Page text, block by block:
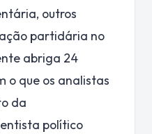
outros
partidária no
abriga 24
o que os analistas
da
político